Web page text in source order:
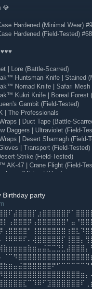
💎
Hardened (Minimal Wear)
Hardened (Field-Tested)
| Lore (Battle-Scarred)
Huntsman Knife | Stained
Nomad Knife | Safari Mesh
Kukri Knife | Boreal Forest
Gambit (Field-Tested)
| The Professionals
| Duct Tape (Battle-
Daggers | Ultraviolet (Field-
| Desert Shamagh (Field-
| Transport (Field-Tested)
Strike (Field-Tested)
AK-47 | Crane Flight (Field-
(Minimal Wear)
party